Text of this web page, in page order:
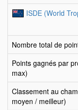
ISDE (World
Nombre total de
Points gagnés par
max)
Classement au
moyen / meilleur)